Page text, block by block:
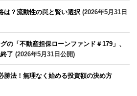
は？流動性の罠と賢い選択 (2026年5月31日
の「不動産担保ローンファンド＃179」、
了 (2026年5月31日公開)
勝法！無理なく始める投資額の決め方